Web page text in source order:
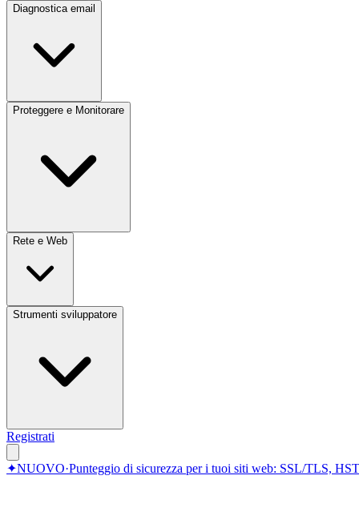
Diagnostica email
Proteggere e Monitorare
Rete e Web
Strumenti sviluppatore
Registrati
✦NUOVO·Punteggio di sicurezza per i tuoi siti web: SSL/TLS,